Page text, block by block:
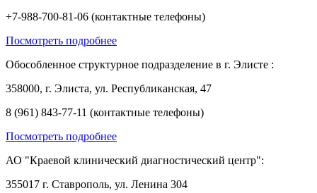
+7-988-700-81-06 (контактные телефоны)
Посмотреть подробнее
Обособленное структурное подразделение в г. Элисте :
358000, г. Элиста, ул. Республиканская, 47
8 (961) 843-77-11 (контактные телефоны)
Посмотреть подробнее
АО "Краевой клинический диагностический центр":
355017 г. Ставрополь, ул. Ленина 304